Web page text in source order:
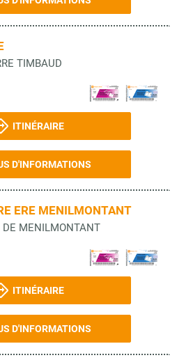
TIMBAUD
ITINÉRAIRE
D'INFORMATIONS
ERE MENILMONTANT
DE MENILMONTANT
ITINÉRAIRE
D'INFORMATIONS